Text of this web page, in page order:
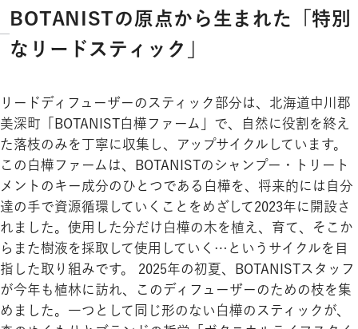
BOTANISTの原点から生まれた「特別
なリードスティック」
リードディフューザーのスティック部分は、北海道中川郡
美深町「BOTANIST白樺ファーム」で、自然に役割を終え
た落枝のみを丁寧に収集し、アップサイクルしています。
この白樺ファームは、BOTANISTのシャンプー・トリート
メントのキー成分のひとつである白樺を、将来的には自分
達の手で資源循環していくことをめざして2023年に開設さ
れました。使用した分だけ白樺の木を植え、育て、そこか
らまた樹液を採取して使用していく…というサイクルを目
指した取り組みです。 2025年の初夏、BOTANISTスタッフ
が今年も植林に訪れ、このディフューザーのための枝を集
めました。一つとして同じ形のない白樺のスティックが、